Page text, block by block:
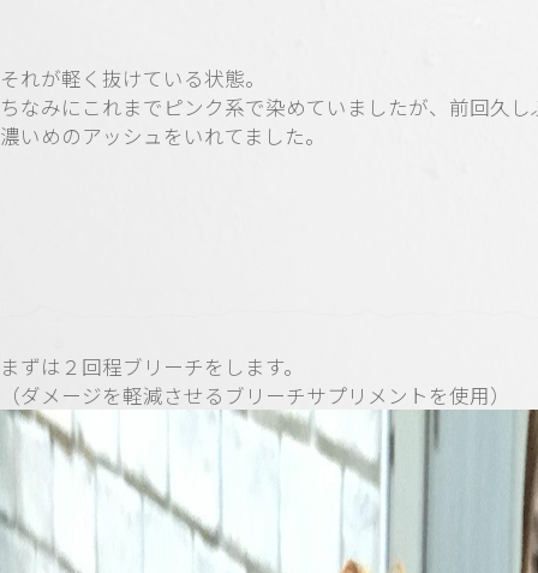
それが軽く抜けている状態。
ちなみにこれまでピンク系で染めていましたが、前回久し
濃いめのアッシュをいれてました。
まずは２回程ブリーチをします。
（ダメージを軽減させるブリーチサプリメントを使用）